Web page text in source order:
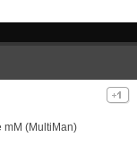
mM (MultiMan)